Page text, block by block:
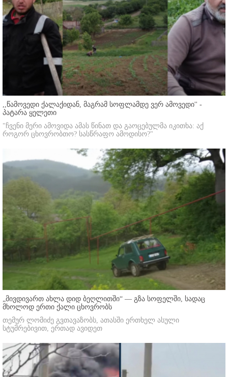
,,წამოვედი ქალაქიდან, მაგრამ სოფლამდე ვერ ამოვედი'' -
პატარა ყელეთი
"ჩვენი მერი ამოვიდა ამას წინათ და გაოცებულმა იკითხა: აქ
როგორ ცხოვრობთო? სასწრაფო ამოდისო?"
„მივდივართ ახლა დიდ ბეღლითში“ — გზა სოფელში, სადაც
მხოლოდ ერთი ქალი ცხოვრობს
თემურ ლომიძე გვთავაზობს, ათასში ერთხელ ასული
სტუმრებივით, ერთად ავიდეთ